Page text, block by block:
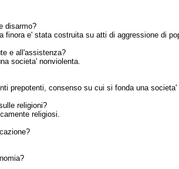
disarmo?
finora e' stata costruita su atti di aggressione di
e all'assistenza?
societa' nonviolenta.
prepotenti, consenso su cui si fonda una societa'
religioni?
religiosi.